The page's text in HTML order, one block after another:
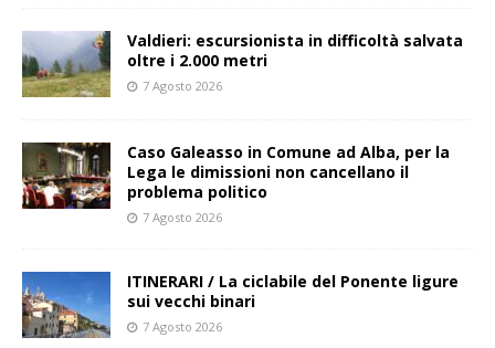
Valdieri: escursionista in difficoltà salvata
oltre i 2.000 metri
7 Agosto 2026
Caso Galeasso in Comune ad Alba, per la
Lega le dimissioni non cancellano il
problema politico
7 Agosto 2026
ITINERARI / La ciclabile del Ponente ligure
sui vecchi binari
7 Agosto 2026